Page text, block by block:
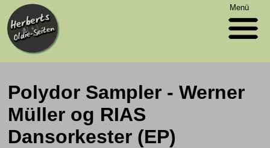
Menü
Polydor Sampler - Werner
Müller og RIAS
Dansorkester (EP)